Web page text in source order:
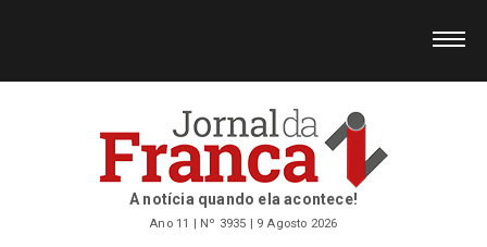
A notícia quando ela acontece!
Ano 11 | Nº 3935 | 9 Agosto 2026